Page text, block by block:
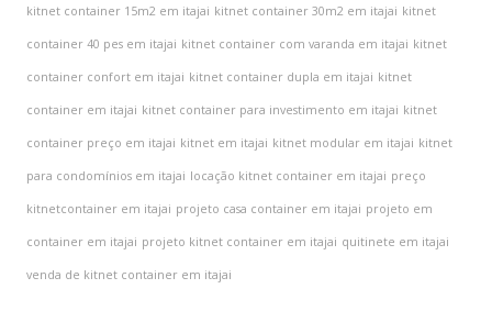
kitnet container 15m2 em itajai kitnet container 30m2 em itajai kitnet
container 40 pes em itajai kitnet container com varanda em itajai kitnet
container confort em itajai kitnet container dupla em itajai kitnet
container em itajai kitnet container para investimento em itajai kitnet
container preço em itajai kitnet em itajai kitnet modular em itajai kitnet
para condomínios em itajai locação kitnet container em itajai preço
kitnetcontainer em itajai projeto casa container em itajai projeto em
container em itajai projeto kitnet container em itajai quitinete em itajai
venda de kitnet container em itajai